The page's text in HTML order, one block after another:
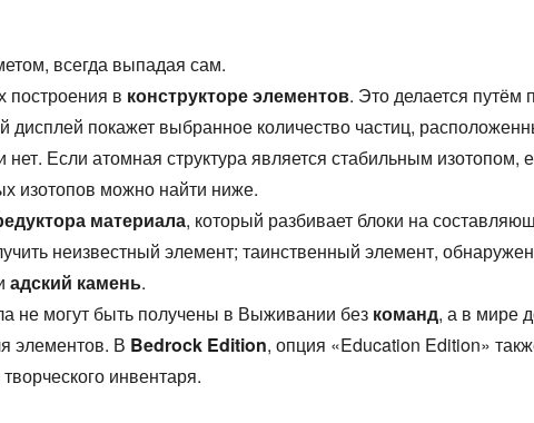
всегда выпадая сам.
построения в конструкторе элементов. Это делается
покажет выбранное количество частиц,
нет. Если атомная структура является стабильным изотопом,
изотопов можно найти ниже.
материала, который разбивает блоки на
неизвестный элемент; таинственный элемент,
адский камень.
не могут быть получены в Выживании без команд, а в мире
элементов. В Bedrock Edition, опция «Education Edition»
инвентаря.